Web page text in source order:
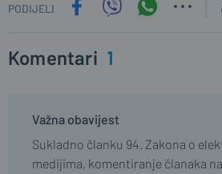
PODIJELI
Komentari 1
Važna obavijest
Sukladno članku 94. Zakona o
medijima, komentiranje članaka